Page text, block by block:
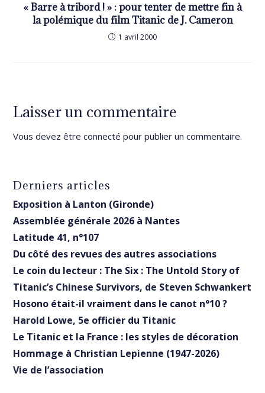
« Barre à tribord ! » : pour tenter de mettre fin à
la polémique du film Titanic de J. Cameron
1 avril 2000
Laisser un commentaire
Vous devez êtreconnecté pour publier un commentaire.
Derniers articles
Exposition à Lanton (Gironde)
Assemblée générale 2026 à Nantes
Latitude 41, n°107
Du côté des revues des autres associations
Le coin du lecteur : The Six : The Untold Story of
Titanic’s Chinese Survivors, de Steven Schwankert
Hosono était-il vraiment dans le canot n°10 ?
Harold Lowe, 5e officier du Titanic
Le Titanic et la France : les styles de décoration
Hommage à Christian Lepienne (1947-2026)
Vie de l’association